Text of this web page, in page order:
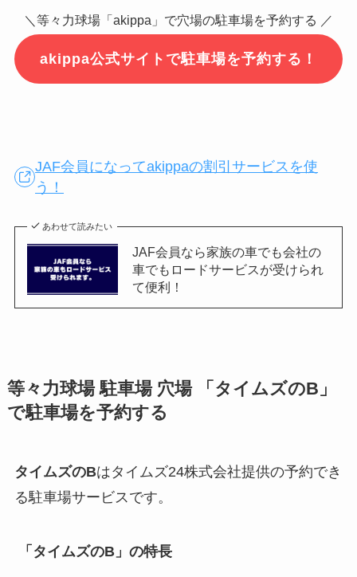
＼等々力球場「akippa」で穴場の駐車場を予約する ／
akippa公式サイトで駐車場を予約する！
JAF会員になってakippaの割引サービスを使
う！
あわせて読みたい
JAF会員なら家族の車でも会社の
車でもロードサービスが受けられ
て便利！
等々力球場駐車場 穴場 「タイムズのB」
で駐車場を予約する
タイムズのBはタイムズ24株式会社提供の予約でき
る駐車場サービスです。
「タイムズのB」の特長